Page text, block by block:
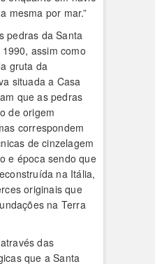
mesma por mar.”
pedras da Santa
assim como
gruta da
situada a Casa
que as pedras
de origem
correspondem
de cinzelagem
e época sendo que
na Itália,
originais que
na Terra
das
que a Santa